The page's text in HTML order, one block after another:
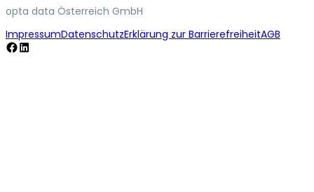
opta data Österreich GmbH
ImpressumDatenschutzErklärung zur BarrierefreiheitAGB
Facebook